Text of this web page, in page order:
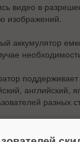
видео в
изображений.
аккумулятор
английский,
разных